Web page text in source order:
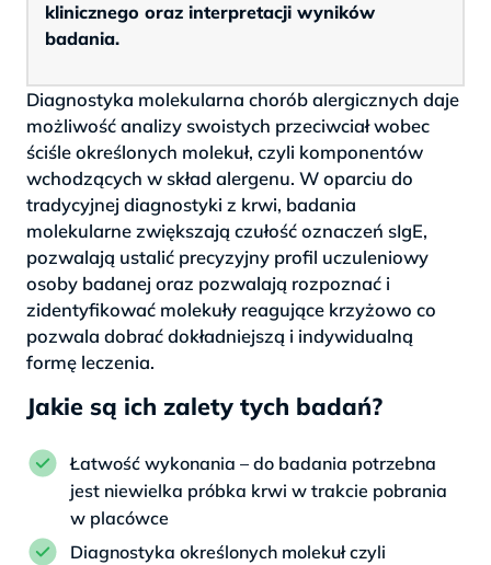
klinicznego oraz interpretacji wyników
badania.
Diagnostyka molekularna chorób alergicznych daje
możliwość analizy swoistych przeciwciał wobec
ściśle określonych molekuł, czyli komponentów
wchodzących w skład alergenu. W oparciu do
tradycyjnej diagnostyki z krwi, badania
molekularne zwiększają czułość oznaczeń sIgE,
pozwalają ustalić precyzyjny profil uczuleniowy
osoby badanej oraz pozwalają rozpoznać i
zidentyfikować molekuły reagujące krzyżowo co
pozwala dobrać dokładniejszą i indywidualną
formę leczenia.
Jakie są ich zalety tych badań?
Łatwość wykonania – do badania potrzebna
jest niewielka próbka krwi w trakcie pobrania
w placówce
Diagnostyka określonych molekuł czyli